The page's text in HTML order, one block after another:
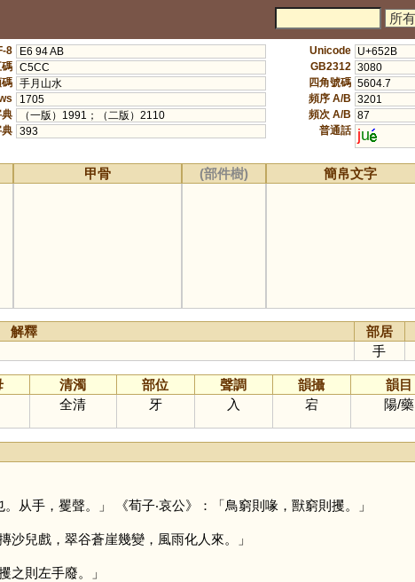
8
E6 94 AB
C5CC
手月山水
1705
（一版）1991；（二版）2110
典 393
Unicode U+652B
GB2312 3080
四角號碼 5604.7
頻序 A/B 3201
頻次 A/B 87
普通話 ju
甲骨 (部件樹) 簡帛文字
解釋 部居
手
清濁 部位 聲調 韻攝 韻目
全清 牙 入 宕 陽/藥
从手，矍聲。」 《荀子‧哀公》：「鳥窮則喙，獸窮則攫。」
沙兒戲，翠谷蒼崖幾變，風雨化人來。」
之則左手廢。」